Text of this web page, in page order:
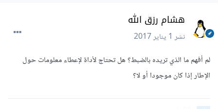
هشام رزق الله
نشر1 يناير 2017
لم أفهم ما الذي تريده بالضبط؟ هل تحتاج لأداة لإعطاء معلومات حول
الإطار إذا كان موجودا أو لا؟